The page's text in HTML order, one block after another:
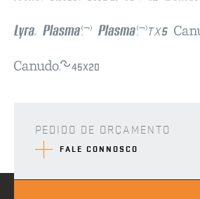
PEDIDO DE ORÇAMENTO
FALE CONNOSCO